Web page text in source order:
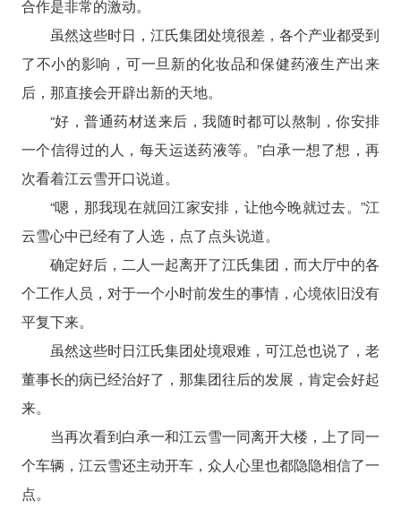
合作是非常的激动。
虽然这些时日，江氏集团处境很差，各个产业都受到
了不小的影响，可一旦新的化妆品和保健药液生产出来
后，那直接会开辟出新的天地。
“好，普通药材送来后，我随时都可以熬制，你安排
一个信得过的人，每天运送药液等。”白承一想了想，再
次看着江云雪开口说道。
“嗯，那我现在就回江家安排，让他今晚就过去。”江
云雪心中已经有了人选，点了点头说道。
确定好后，二人一起离开了江氏集团，而大厅中的各
个工作人员，对于一个小时前发生的事情，心境依旧没有
平复下来。
虽然这些时日江氏集团处境艰难，可江总也说了，老
董事长的病已经治好了，那集团往后的发展，肯定会好起
来。
当再次看到白承一和江云雪一同离开大楼，上了同一
个车辆，江云雪还主动开车，众人心里也都隐隐相信了一
点。